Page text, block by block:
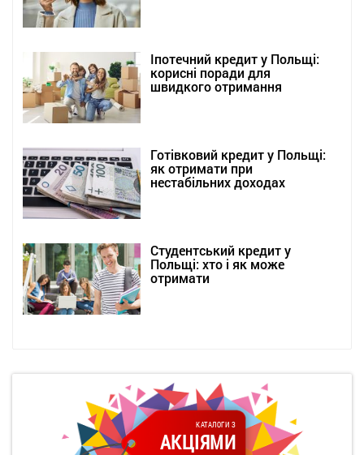
Іпотечний кредит у Польщі:
корисні поради для
швидкого отримання
Готівковий кредит у Польщі:
як отримати при
нестабільних доходах
Студентський кредит у
Польщі: хто і як може
отримати
КАТАЛОГИ З
АКЦІЯМИ